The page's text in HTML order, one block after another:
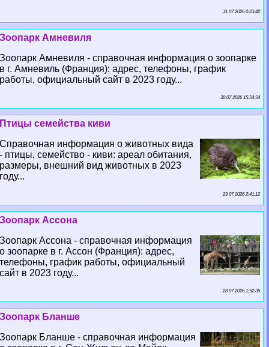
31 07 2026 0:23:42
Зоопарк Амневиля
Зоопарк Амневиля - справочная информация о зоопарке
в г. Амневиль (Франция): адрес, телефоны, график
работы, официальный сайт в 2023 году...
30 07 2026 15:54:54
Птицы семейства киви
Справочная информация о животных вида
- птицы, семейство - киви: ареал обитания,
размеры, внешний вид животных в 2023
году...
29 07 2026 2:41:12
Зоопарк Ассона
Зоопарк Ассона - справочная информация
о зоопарке в г. Ассон (Франция): адрес,
телефоны, график работы, официальный
сайт в 2023 году...
28 07 2026 1:52:35
Зоопарк Бланше
Зоопарк Бланше - справочная информация